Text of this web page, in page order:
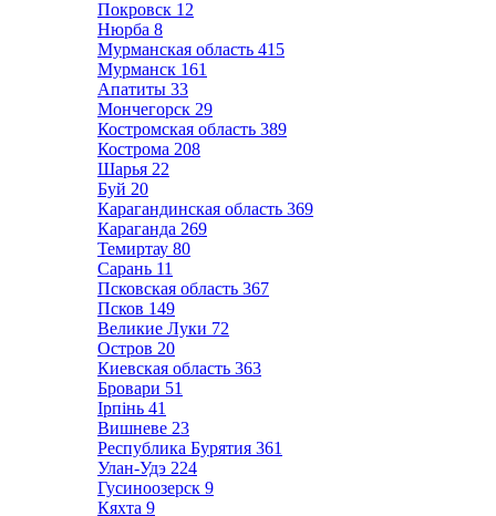
Покровск 12
Нюрба 8
Мурманская область 415
Мурманск 161
Апатиты 33
Мончегорск 29
Костромская область 389
Кострома 208
Шарья 22
Буй 20
Карагандинская область 369
Караганда 269
Темиртау 80
Сарань 11
Псковская область 367
Псков 149
Великие Луки 72
Остров 20
Киевская область 363
Бровари 51
Ірпінь 41
Вишневе 23
Республика Бурятия 361
Улан-Удэ 224
Гусиноозерск 9
Кяхта 9